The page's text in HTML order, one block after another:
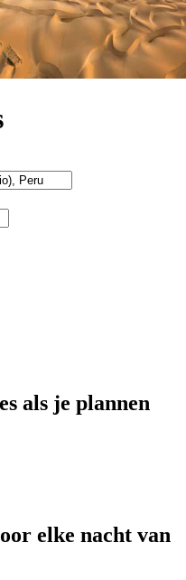
als je plannen
elke nacht van